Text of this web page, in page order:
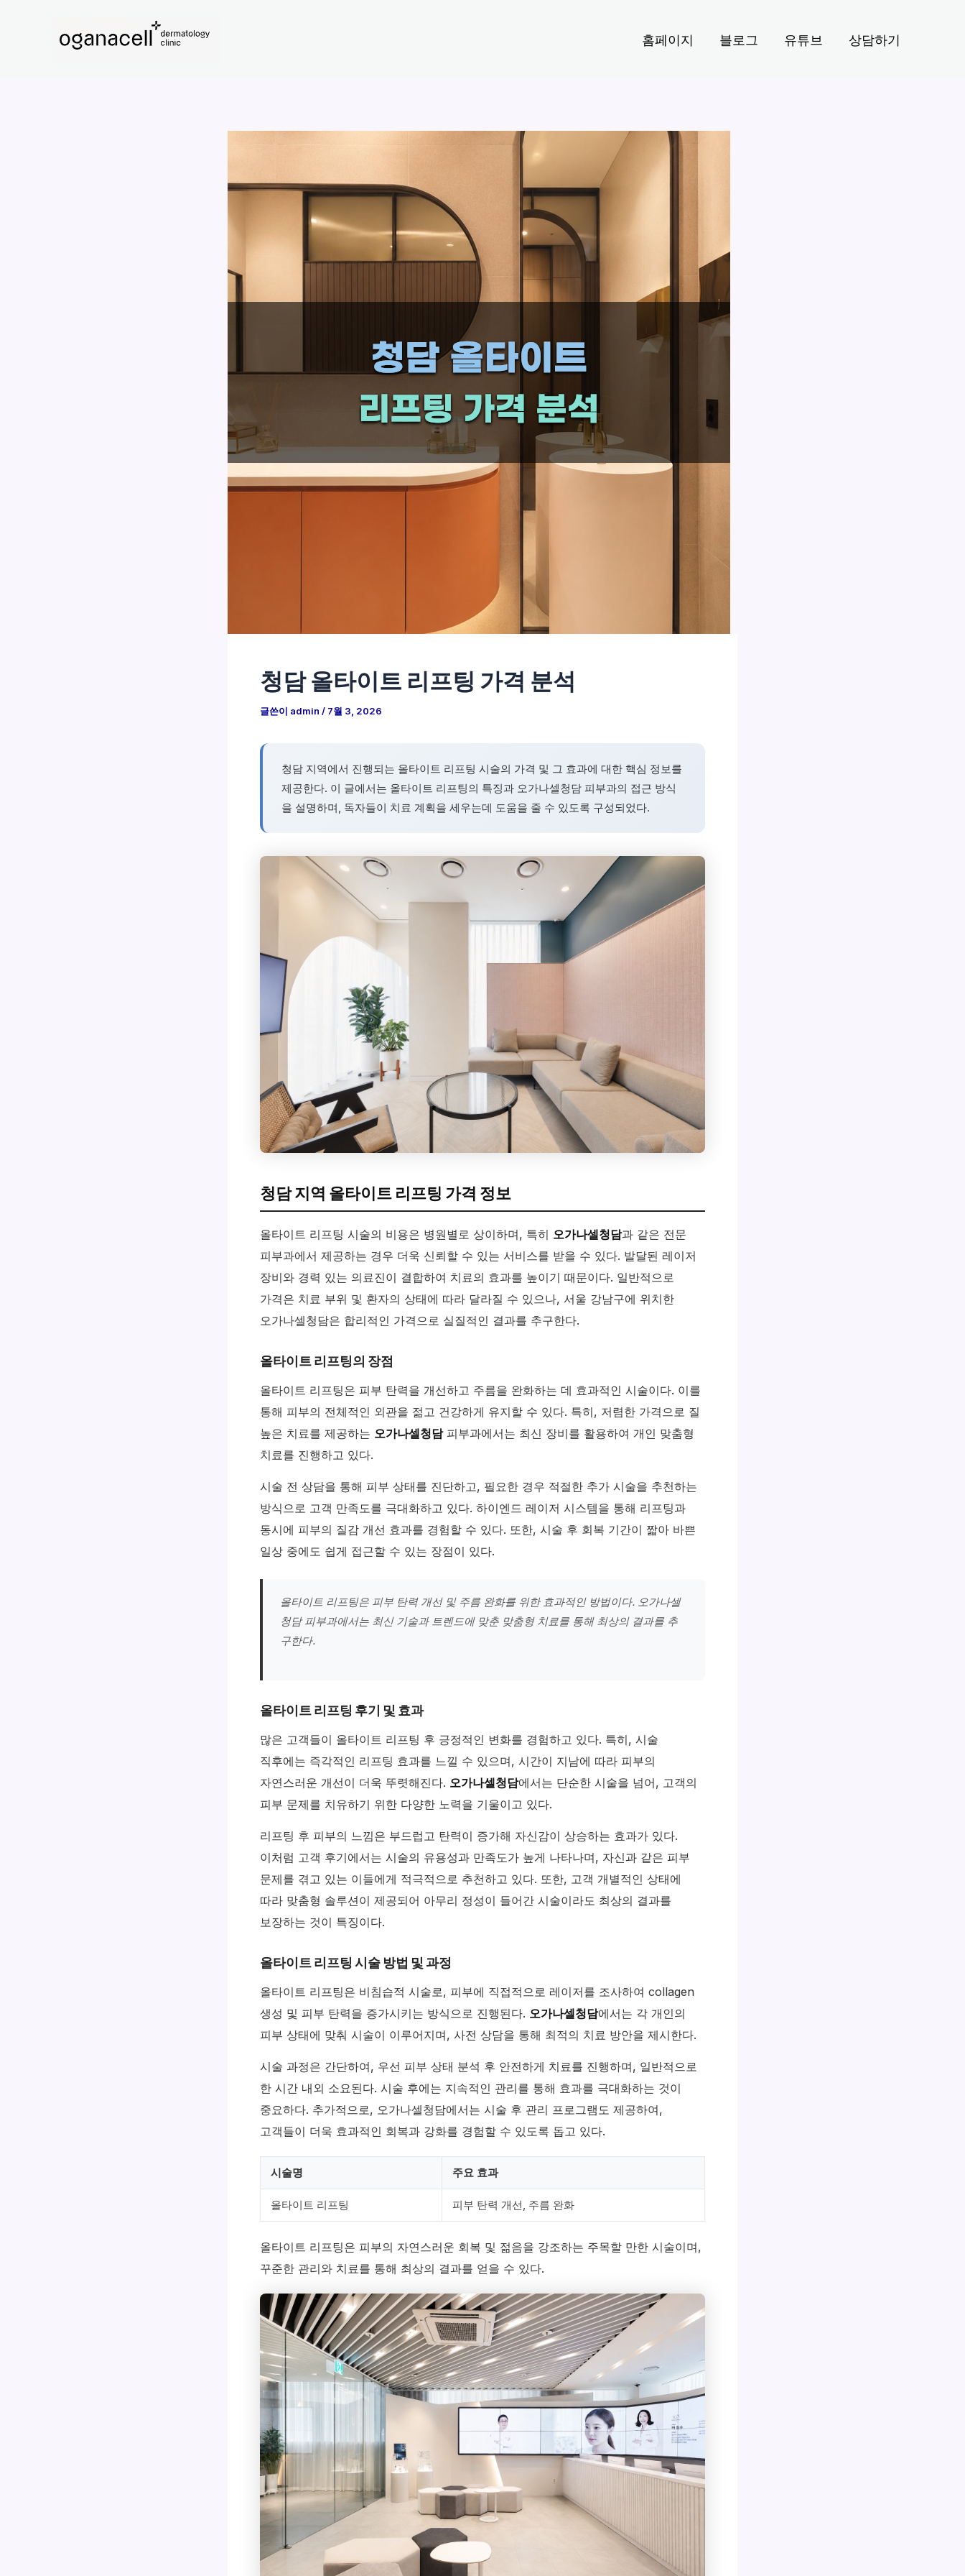
홈페이지 블로그 유튜브 상담하기
청담 올타이트 리프팅 가격 분석
글쓴이 admin / 7월 3, 2026
청담 지역에서 진행되는 올타이트 리프팅 시술의 가격 및 그 효과에 대한 핵심 정보를
제공한다. 이 글에서는 올타이트 리프팅의 특징과 오가나셀청담 피부과의 접근 방식
을 설명하며, 독자들이 치료 계획을 세우는데 도움을 줄 수 있도록 구성되었다.
청담 지역 올타이트 리프팅 가격 정보
올타이트 리프팅 시술의 비용은 병원별로 상이하며, 특히 오가나셀청담과 같은 전문
피부과에서 제공하는 경우 더욱 신뢰할 수 있는 서비스를 받을 수 있다. 발달된 레이저
장비와 경력 있는 의료진이 결합하여 치료의 효과를 높이기 때문이다. 일반적으로
가격은 치료 부위 및 환자의 상태에 따라 달라질 수 있으나, 서울 강남구에 위치한
오가나셀청담은 합리적인 가격으로 실질적인 결과를 추구한다.
올타이트 리프팅의 장점
올타이트 리프팅은 피부 탄력을 개선하고 주름을 완화하는 데 효과적인 시술이다. 이를
통해 피부의 전체적인 외관을 젊고 건강하게 유지할 수 있다. 특히, 저렴한 가격으로 질
높은 치료를 제공하는 오가나셀청담피부과에서는 최신 장비를 활용하여 개인 맞춤형
치료를 진행하고 있다.
시술 전 상담을 통해 피부 상태를 진단하고, 필요한 경우 적절한 추가 시술을 추천하는
방식으로 고객 만족도를 극대화하고 있다. 하이엔드 레이저 시스템을 통해 리프팅과
동시에 피부의 질감 개선 효과를 경험할 수 있다. 또한, 시술 후 회복 기간이 짧아 바쁜
일상 중에도 쉽게 접근할 수 있는 장점이 있다.
올타이트 리프팅은 피부 탄력 개선 및 주름 완화를 위한 효과적인 방법이다. 오가나셀
청담 피부과에서는 최신 기술과 트렌드에 맞춘 맞춤형 치료를 통해 최상의 결과를 추
구한다.
올타이트 리프팅 후기 및 효과
많은 고객들이 올타이트 리프팅 후 긍정적인 변화를 경험하고 있다. 특히, 시술
직후에는 즉각적인 리프팅 효과를 느낄 수 있으며, 시간이 지남에 따라 피부의
자연스러운 개선이 더욱 뚜렷해진다. 오가나셀청담에서는 단순한 시술을 넘어, 고객의
피부 문제를 치유하기 위한 다양한 노력을 기울이고 있다.
리프팅 후 피부의 느낌은 부드럽고 탄력이 증가해 자신감이 상승하는 효과가 있다.
이처럼 고객 후기에서는 시술의 유용성과 만족도가 높게 나타나며, 자신과 같은 피부
문제를 겪고 있는 이들에게 적극적으로 추천하고 있다. 또한, 고객 개별적인 상태에
따라 맞춤형 솔루션이 제공되어 아무리 정성이 들어간 시술이라도 최상의 결과를
보장하는 것이 특징이다.
올타이트 리프팅 시술 방법 및 과정
올타이트 리프팅은 비침습적 시술로, 피부에 직접적으로 레이저를 조사하여 collagen
생성 및 피부 탄력을 증가시키는 방식으로 진행된다. 오가나셀청담에서는 각 개인의
피부 상태에 맞춰 시술이 이루어지며, 사전 상담을 통해 최적의 치료 방안을 제시한다.
시술 과정은 간단하여, 우선 피부 상태 분석 후 안전하게 치료를 진행하며, 일반적으로
한 시간 내외 소요된다. 시술 후에는 지속적인 관리를 통해 효과를 극대화하는 것이
중요하다. 추가적으로, 오가나셀청담에서는 시술 후 관리 프로그램도 제공하여,
고객들이 더욱 효과적인 회복과 강화를 경험할 수 있도록 돕고 있다.
시술명 주요 효과
올타이트 리프팅 피부 탄력 개선, 주름 완화
올타이트 리프팅은 피부의 자연스러운 회복 및 젊음을 강조하는 주목할 만한 시술이며,
꾸준한 관리와 치료를 통해 최상의 결과를 얻을 수 있다.